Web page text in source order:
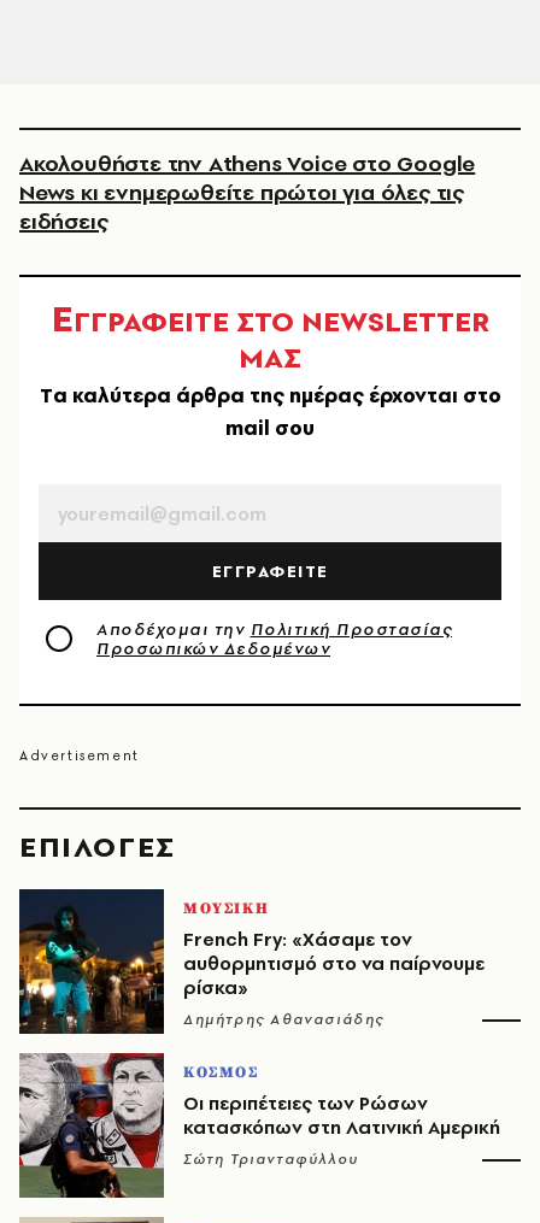
EΠΙΛΟΓΈΣ
ΜΟΥΣΙΚΗ
French Fry: «Χάσαμε τον
αυθορμητισμό στο να παίρνουμε
ρίσκα»
Δημήτρης Αθανασιάδης
ΚΟΣΜΟΣ
Οι περιπέτειες των Ρώσων
κατασκόπων στη Λατινική Αμερική
Σώτη Τριανταφύλλου
Ακολουθήστε την Athens Voice στο Google
News κι ενημερωθείτε πρώτοι για όλες τις
ειδήσεις
ΕΓΓΡΑΦΕΙΤΕ ΣΤΟ NEWSLETTER
ΜΑΣ
Tα καλύτερα άρθρα της ημέρας έρχονται στο
mail σου
ΕΓΓΡΑΦΕΙΤΕ
Αποδέχομαι την Πολιτική Προστασίας
Προσωπικών Δεδομένων